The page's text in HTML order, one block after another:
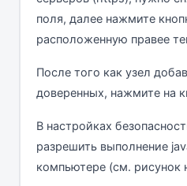
поля, далее нажмите
расположенную правее
После того как узел
доверенных, нажмите на
В настройках
разрешить выполнение
компьютере (см. рисунок